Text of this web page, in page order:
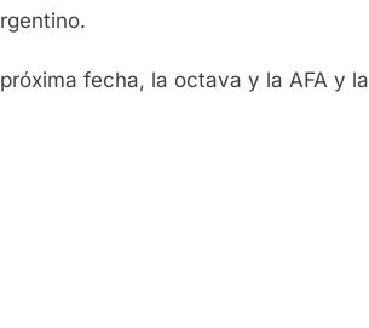
fecha, la octava y la AFA y la